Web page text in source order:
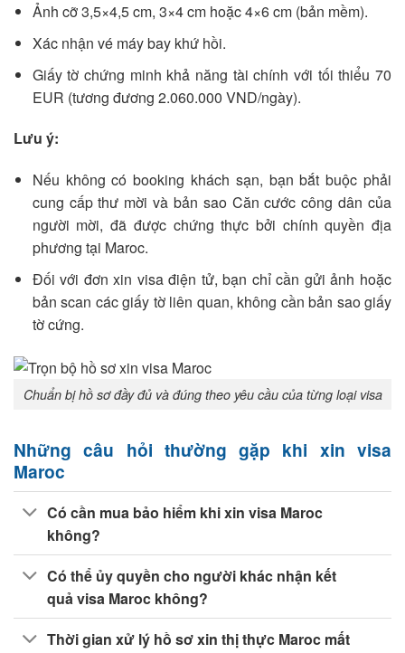
Ảnh cỡ 3,5×4,5 cm, 3×4 cm hoặc 4×6 cm (bản mềm).
Xác nhận vé máy bay khứ hồi.
Giấy tờ chứng minh khả năng tài chính với tối thiểu 70
EUR (tương đương 2.060.000 VND/ngày).
Lưu ý:
Nếu không có booking khách sạn, bạn bắt buộc phải
cung cấp thư mời và bản sao Căn cước công dân của
người mời, đã được chứng thực bởi chính quyền địa
phương tại Maroc.
Đối với đơn xin visa điện tử, bạn chỉ cần gửi ảnh hoặc
bản scan các giấy tờ liên quan, không cần bản sao giấy
tờ cứng.
Chuẩn bị hồ sơ đầy đủ và đúng theo yêu cầu của từng loại visa
Những câu hỏi thường gặp khi xin visa
Maroc
Có cần mua bảo hiểm khi xin visa Maroc
không?
Có thể ủy quyền cho người khác nhận kết
quả visa Maroc không?
Thời gian xử lý hồ sơ xin thị thực Maroc mất